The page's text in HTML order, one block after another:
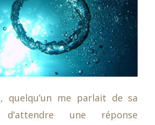
quelqu’un me parlait de sa
une réponse